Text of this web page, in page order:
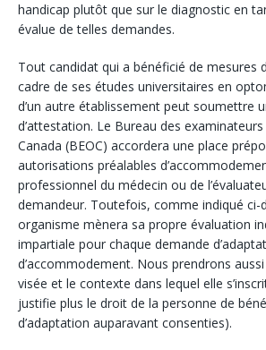
handicap plutôt que sur le diagnostic en
évalue de telles demandes.
Tout candidat qui a bénéficié de mesures
cadre de ses études universitaires en
d’un autre établissement peut soumettre
d’attestation. Le Bureau des
Canada (BEOC) accordera une place
autorisations préalables
professionnel du médecin ou de
demandeur. Toutefois, comme indiqué ci-
organisme mènera sa propre évaluation
impartiale pour chaque demande
d’accommodement. Nous prendrons
visée et le contexte dans lequel elle
justifie plus le droit de la personne de
d’adaptation auparavant consenties).